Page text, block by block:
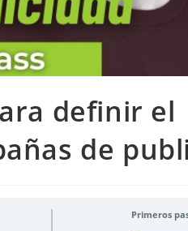
definir el
de
Primeros